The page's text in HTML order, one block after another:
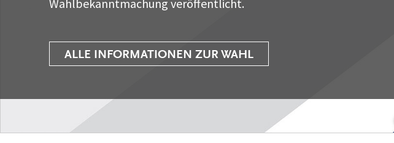
Wahlbekanntmachung veröffentlicht.
ALLE INFORMATIONEN ZUR WAHL